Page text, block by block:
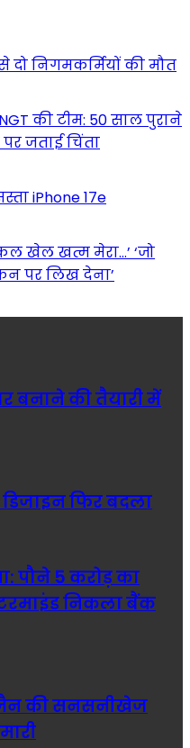
निगमकर्मियों की मौत
की टीम: 50 साल पुराने
जताई चिंता
iPhone 17e
खेल खत्म मेरा…’ ‘जो
पर लिख देना’
बनाने की तैयारी में
फिर बदला
पौने 5 करोड़ का
निकला बैंक
की सनसनीखेज